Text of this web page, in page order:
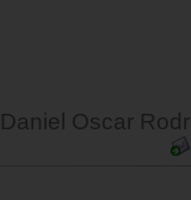
Daniel Oscar